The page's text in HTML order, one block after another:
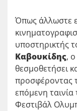
Όπως άλλωστε
υποστηρικτής
Καβουκίδης,
θεσμοθετήσει
προσφέροντας
επόμενη
Φεστιβάλ